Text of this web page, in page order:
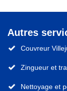
Autres
Couvreur
Zingueur et
Nettoyage et